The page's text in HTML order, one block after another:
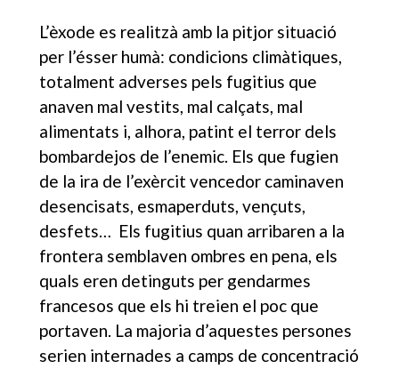
L’èxode es realitzà amb la pitjor situació
per l’ésser humà: condicions climàtiques,
totalment adverses pels fugitius que
anaven mal vestits, mal calçats, mal
alimentats i, alhora, patint el terror dels
bombardejos de l’enemic. Els que fugien
de la ira de l’exèrcit vencedor caminaven
desencisats, esmaperduts, vençuts,
desfets… Els fugitius quan arribaren a la
frontera semblaven ombres en pena, els
quals eren detinguts per gendarmes
francesos que els hi treien el poc que
portaven. La majoria d’aquestes persones
serien internades a camps de concentració